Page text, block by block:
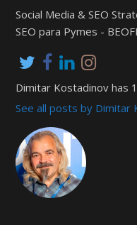
Social Media & SEO
SEO para Pymes -
Dimitar Kostadinov has
See all posts by Dimitar